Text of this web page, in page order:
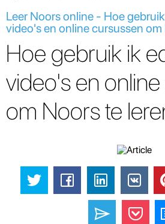
Leer Noors online - Hoe
video's en online cursussen om
Hoe gebruik ik
video's en
om Noors te